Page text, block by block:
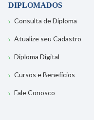
DIPLOMADOS
Consulta de Diploma
Atualize seu Cadastro
Diploma Digital
Cursos e Benefícios
Fale Conosco